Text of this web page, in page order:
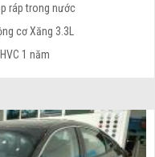
ráp trong nước
cơ Xăng 3.3L
1 năm